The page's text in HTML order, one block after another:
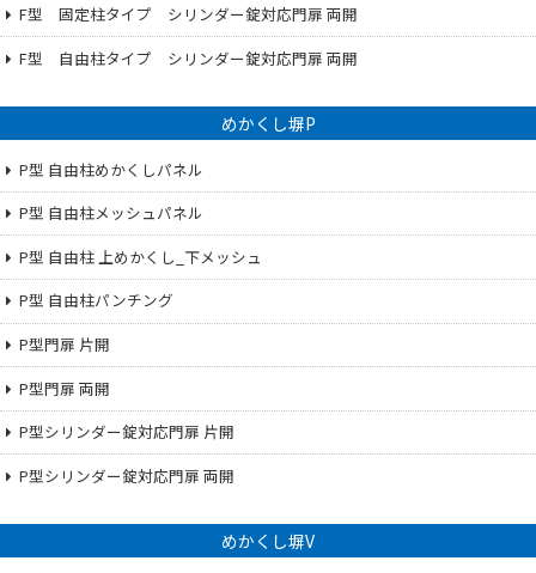
F型 固定柱タイプ シリンダー錠対応門扉 両開
F型 自由柱タイプ シリンダー錠対応門扉 両開
めかくし塀P
P型 自由柱めかくしパネル
P型 自由柱メッシュパネル
P型 自由柱 上めかくし_下メッシュ
P型 自由柱パンチング
P型門扉 片開
P型門扉 両開
P型シリンダー錠対応門扉 片開
P型シリンダー錠対応門扉 両開
めかくし塀V